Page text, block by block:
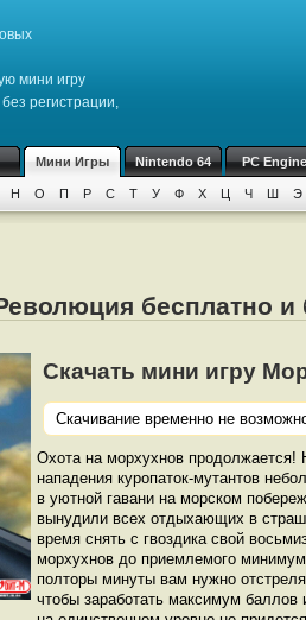
мини игру
регистрации,
Мини Игры Nintendo 64 PC Engine
Н О П Р С Т У Ф Х Ц Ч Ш Э
бесплатно и
Скачать мини игру
Скачивание временно не
Охота на морхухнов продолжается!
нападения куропаток-мутантов
в уютной гавани на морском
вынудили всех отдыхающих в
время снять с гвоздика свой
морхухнов до приемлемого
полторы минуты вам нужно
чтобы заработать максимум баллов